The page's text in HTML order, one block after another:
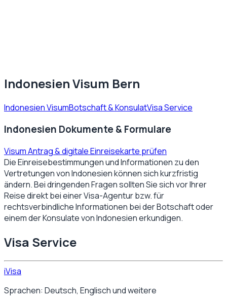
Indonesien Visum Bern
Indonesien VisumBotschaft & KonsulatVisa Service
Indonesien Dokumente & Formulare
Visum Antrag & digitale Einreisekarte prüfen
Die Einreisebestimmungen und Informationen zu den
Vertretungen vonIndonesienkönnen sich kurzfristig
ändern. Bei dringenden Fragen sollten Sie sich vor Ihrer
Reise direkt bei einer Visa-Agentur bzw. für
rechtsverbindliche Informationen bei der Botschaft oder
einem der Konsulate vonIndonesienerkundigen.
Visa Service
iVisa
Sprachen: Deutsch, Englisch und weitere